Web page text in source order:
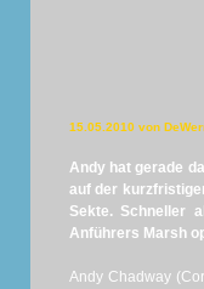
15.05.2010 von
Andy hat gerade
auf der
Sekte. Schneller
Anführers Marsh
Andy Chadway